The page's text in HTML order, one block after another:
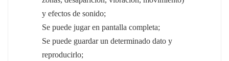
y efectos de sonido;
Se puede jugar en pantalla completa;
Se puede guardar un determinado dato y
reproducirlo;